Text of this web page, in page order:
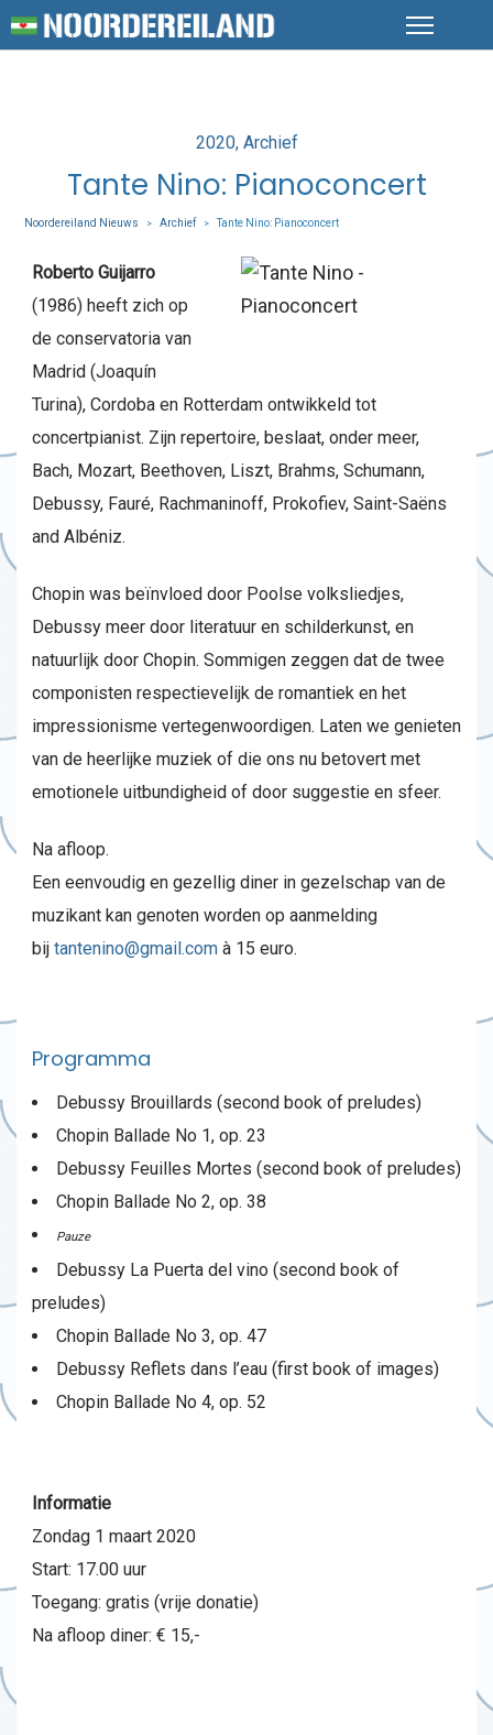
Posted
2020 Archief
Tante Nino: Pianoconcert
Noordereiland Nieuws > Archief > Tante Nino: Pianoconcert
Roberto Guijarro
(1986) heeft zich op
de conservatoria van
Madrid (Joaquín
Turina), Cordoba en Rotterdam ontwikkeld tot
concertpianist. Zijn repertoire, beslaat, onder meer,
Bach, Mozart, Beethoven, Liszt, Brahms, Schumann,
Debussy, Fauré, Rachmaninoff, Prokofiev, Saint-Saëns
and Albéniz.
Chopin was beïnvloed door Poolse volksliedjes,
Debussy meer door literatuur en schilderkunst, en
natuurlijk door Chopin. Sommigen zeggen dat de twee
componisten respectievelijk de romantiek en het
impressionisme vertegenwoordigen. Laten we genieten
van de heerlijke muziek of die ons nu betovert met
emotionele uitbundigheid of door suggestie en sfeer.
Na afloop.
Een eenvoudig en gezellig diner in gezelschap van de
muzikant kan genoten worden op aanmelding
bij tantenino@gmail.com à 15 euro.
Programma
Debussy Brouillards (second book of preludes)
Chopin Ballade No 1, op. 23
Debussy Feuilles Mortes (second book of preludes)
Chopin Ballade No 2, op. 38
Pauze
Debussy La Puerta del vino (second book of
preludes)
Chopin Ballade No 3, op. 47
Debussy Reflets dans l’eau (first book of images)
Chopin Ballade No 4, op. 52
Informatie
Zondag 1 maart 2020
Start: 17.00 uur
Toegang: gratis (vrije donatie)
Na afloop diner: € 15,-